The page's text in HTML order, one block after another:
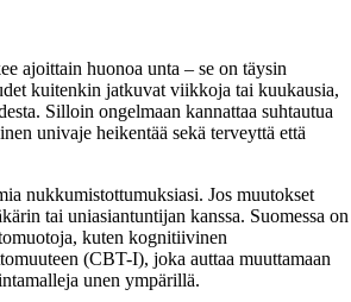
ajoittain huonoa unta – se on täysin
kuitenkin jatkuvat viikkoja tai kuukausia,
Silloin ongelmaan kannattaa suhtautua
univaje heikentää sekä terveyttä että
nukkumistottumuksiasi. Jos muutokset
tai uniasiantuntijan kanssa. Suomessa on
kuten kognitiivinen
(CBT-I), joka auttaa muuttamaan
unen ympärillä.